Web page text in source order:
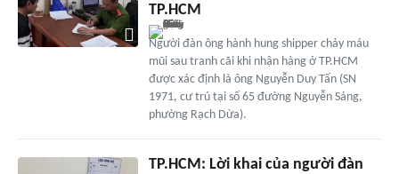
TP.HCM
Người đàn ông hành hung shipper chảy máu
mũi sau tranh cãi khi nhận hàng ở TP.HCM
được xác định là ông Nguyễn Duy Tấn (SN
1971, cư trú tại số 65 đường Nguyễn Sáng,
phường Rạch Dừa).
TP.HCM: Lời khai của người đàn